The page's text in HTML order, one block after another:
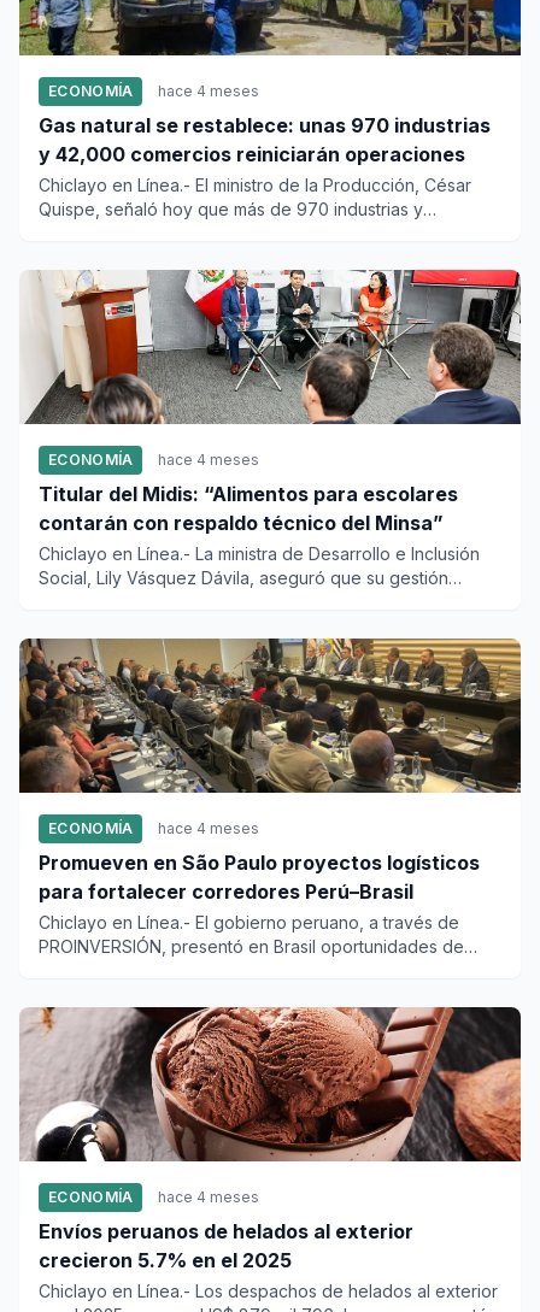
ECONOMÍA hace 4 meses
Gas natural se restablece: unas 970 industrias
y 42,000 comercios reiniciarán operaciones
Chiclayo en Línea.- El ministro de la Producción, César
Quispe, señaló hoy que más de 970 industrias y
ECONOMÍA hace 4 meses
Titular del Midis: “Alimentos para escolares
contarán con respaldo técnico del Minsa”
Chiclayo en Línea.- La ministra de Desarrollo e Inclusión
Social, Lily Vásquez Dávila, aseguró que su gestión
ECONOMÍA hace 4 meses
Promueven en São Paulo proyectos logísticos
para fortalecer corredores Perú–Brasil
Chiclayo en Línea.- El gobierno peruano, a través de
PROINVERSIÓN, presentó en Brasil oportunidades de
ECONOMÍA hace 4 meses
Envíos peruanos de helados al exterior
crecieron 5.7% en el 2025
Chiclayo en Línea.- Los despachos de helados al exterior